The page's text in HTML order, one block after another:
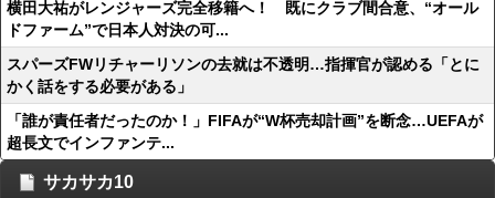
横田大祐がレンジャーズ完全移籍へ！ 既にクラブ間合意、“オール
ドファーム”で日本人対決の可...
スパーズFWリチャーリソンの去就は不透明…指揮官が認める「とに
かく話をする必要がある」
「誰が責任者だったのか！」FIFAが“W杯売却計画”を断念…UEFAが
超長文でインファンテ...
サカサカ10